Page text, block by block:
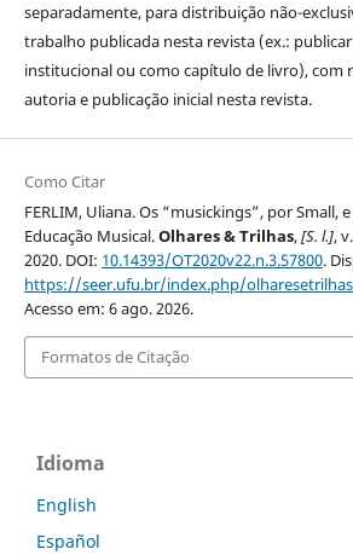
separadamente, para distribuição não-
trabalho publicada nesta revista (ex.:
institucional ou como capítulo de livro), com
autoria e publicação inicial nesta revista.
Como Citar
FERLIM, Uliana. Os “musickings”, por Small,
Educação Musical.Olhares & Trilhas,[S. l.],
2020. DOI: 10.14393/OT2020v22.n.3.57800.
https://seer.ufu.br/index.php/
Acesso em: 6 ago. 2026.
Formatos de Citação
Idioma
English
Español